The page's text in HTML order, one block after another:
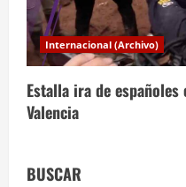
Internacional (Archivo)
Estalla ira de
Valencia
BUSCAR